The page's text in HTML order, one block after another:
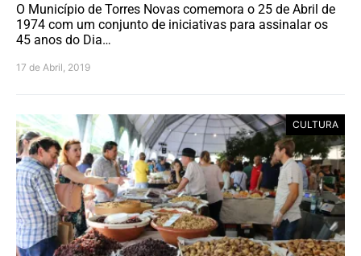
O Município de Torres Novas comemora o 25 de Abril de
1974 com um conjunto de iniciativas para assinalar os
45 anos do Dia…
17 de Abril, 2019
CULTURA